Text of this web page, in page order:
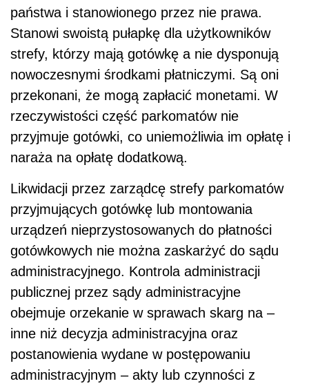
państwa i stanowionego przez nie prawa.
Stanowi swoistą pułapkę dla użytkowników
strefy, którzy mają gotówkę a nie dysponują
nowoczesnymi środkami płatniczymi. Są oni
przekonani, że mogą zapłacić monetami. W
rzeczywistości część parkomatów nie
przyjmuje gotówki, co uniemożliwia im opłatę i
naraża na opłatę dodatkową.
Likwidacji przez zarządcę strefy parkomatów
przyjmujących gotówkę lub montowania
urządzeń nieprzystosowanych do płatności
gotówkowych nie można zaskarżyć do sądu
administracyjnego. Kontrola administracji
publicznej przez sądy administracyjne
obejmuje orzekanie w sprawach skarg na –
inne niż decyzja administracyjna oraz
postanowienia wydane w postępowaniu
administracyjnym – akty lub czynności z